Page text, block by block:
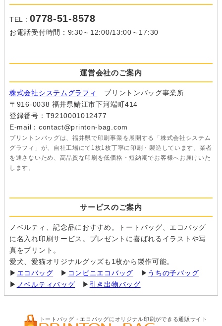
TEL :0778-51-8578
お電話受付時間：9:30～12:00/13:00～17:30
運営会社のご案内
株式会社システムグラフィ
プリントンバッグ事業所
〒916-0038 福井県鯖江市下河端町414
登録番号：T9210001012477
E-mail：contact@printon-bag.com
プリントンバッグは、福井県で印刷事業を展開する「株式会社システム
グラフィ」が、自社工場にて1枚1枚丁寧に印刷・製造しています。業者
を通さないため、高品質な印刷を低価格・短納期でお客様へお届けいた
します。
サービスのご案内
ノベルティ、記念品におすすめ。トートバッグ、エコバッグ
に名入れ印刷サービス。プレゼントに喜ばれるイラストや写
真をプリント。
愛犬、愛猫オリジナルグッズも1枚から製作可能。
▶ エコバッグ ▶ コンビニエコバッグ ▶ うちの子バッグ
▶ ノベルティバッグ ▶ 引き出物バッグ
トートバッグ・エコバッグにオリジナル印刷ができる通販サイト